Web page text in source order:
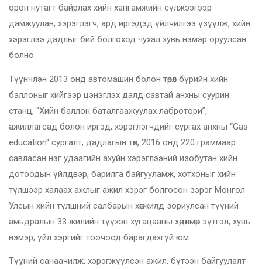
орон нутагт байрлах хийн хангамжийн сүлжээгээр
дамжуулан, хэрэглэгч, ард иргэдэд үйлчилгээ үзүүлж, хийн
хэрэглээ дадлыг бий болгоход чухал хувь нэмэр оруулсан
болно.
Түүнчлэн 2013 онд автомашин болон төрөл бүрийн хийн
баллоныг хийгээр цэнэглэх далд савтай анхны суурин
станц, “Хийн баллон баталгаажуулах лабротори”,
ажиллагсад болон иргэд, хэрэглэгчдийг сургах анхны “Gas
education“ сургалт, дадлагын төв, 2016 онд 220 граммаар
савласан нэг удаагийн ахуйн хэрэглээний изобутан хийн
дотоодын үйлдвэр, барилга байгууламж, хотхоныг хийн
түлшээр халаах ажлыг ажил хэрэг болгосон зэрэг Монгол
Улсын хийн түлшний салбарын хөгжилд зориулсан түүний
амьдралын 33 жилийн түүхэн хугацааны хөдөлмөр зүтгэл, хувь
нэмэр, үйл хэргийг тоочоод барагдахгүй юм.
Түүний санаачилж, хэрэгжүүлсэн ажил, бүтээн байгуулалт